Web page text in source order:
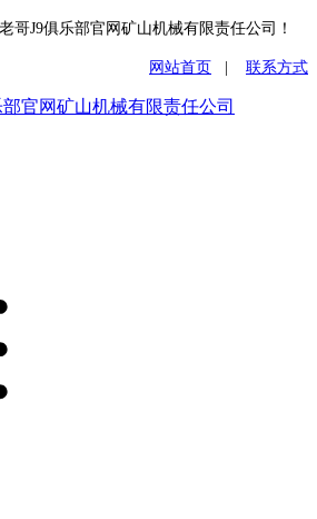
哥J9俱乐部官网矿山机械有限责任公司！
网站首页 联系方式